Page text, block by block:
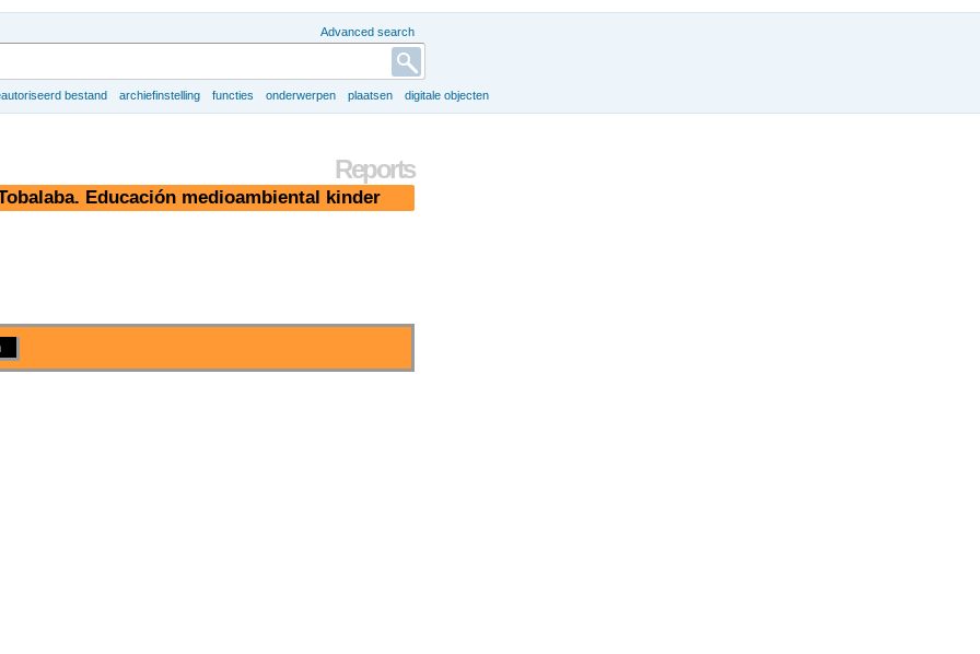
Advanced search
bestand archiefinstelling functies onderwerpen plaatsen digitale objecten
Reports
Educación medioambiental kinder